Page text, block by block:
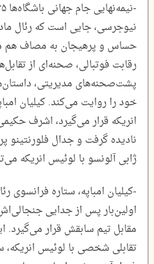
نیوجرسی، جایی است که رئال
حساس و پرهیجان به مصاف هم
رقابت فوتبالی، صحنه‌ای از
پشت‌صحنه‌های مدیریتی،
خود را روایت می‌کند. کیلیان
انریکه قرار می‌گیرد، اشرف
نادیده گرفت و جدال فلورنتینو
ژابی آلونسو با لوئیس انریکه
-کیلیان امباپه، ستاره فرانسوی
مقابل تیم سابقش قرار می‌گیرد.
تقابلی شخصی با لوئیس